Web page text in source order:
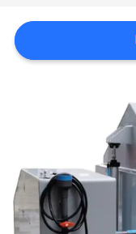
POLITICA
SULLA